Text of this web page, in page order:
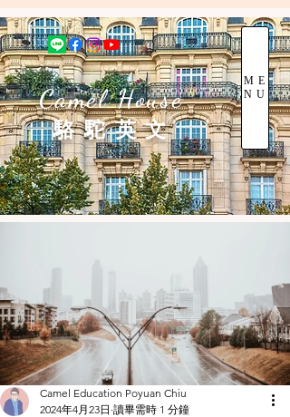
Camel House
駱 駝 英 文
ME
NU
Camel Education Poyuan Chiu
2024年4月23日 讀畢需時 1 分鐘